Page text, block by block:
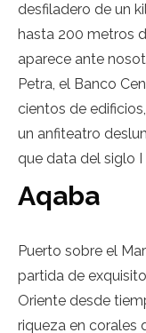
desfiladero de un
hasta 200 metros
aparece ante
Petra, el Banco
cientos de
un anfiteatro
que data del siglo
Aqaba
Puerto sobre el
partida de
Oriente desde
riqueza en corales